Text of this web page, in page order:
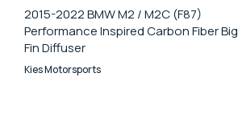
2015-2022 BMW M2 / M2C (F87)
Performance Inspired Carbon Fiber Big
Fin Diffuser
Kies Motorsports